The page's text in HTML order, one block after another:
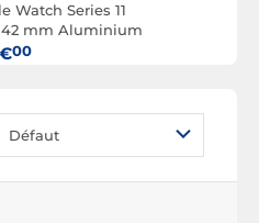
Watch Series 11
42 mm Aluminium
Jais Bracelet
00
Défaut